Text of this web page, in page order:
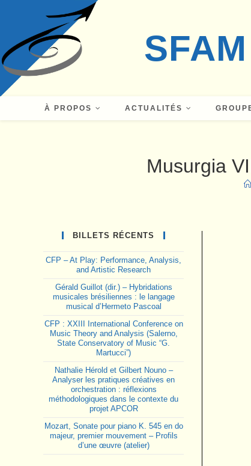
content
SFAM
À PROPOS ACTUALITÉS
Musurgia
BILLETS RÉCENTS
CFP – At Play: Performance, Analysis,
and Artistic Research
Gérald Guillot (dir.) – Hybridations
musicales brésiliennes : le langage
musical d’Hermeto Pascoal
CFP : XXIII International Conference on
Music Theory and Analysis (Salerno,
State Conservatory of Music “G.
Martucci”)
Nathalie Hérold et Gilbert Nouno –
Analyser les pratiques créatives en
orchestration : réflexions
méthodologiques dans le contexte du
projet APCOR
Mozart, Sonate pour piano K. 545 en do
majeur, premier mouvement – Profils
d’une œuvre (atelier)